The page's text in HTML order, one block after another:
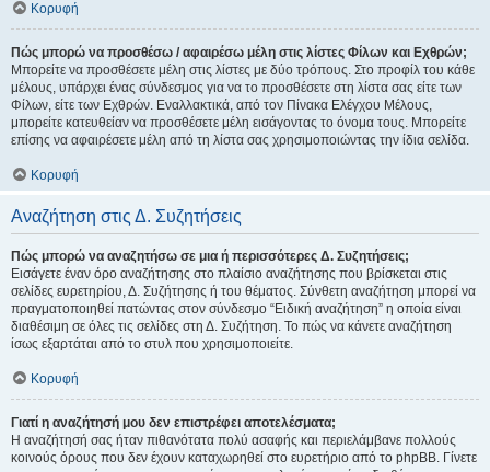
Κορυφή
Πώς μπορώ να προσθέσω / αφαιρέσω μέλη στις λίστες Φίλων και Εχθρών;
Μπορείτε να προσθέσετε μέλη στις λίστες με δύο τρόπους. Στο προφίλ του κάθε
μέλους, υπάρχει ένας σύνδεσμος για να το προσθέσετε στη λίστα σας είτε των
Φίλων, είτε των Εχθρών. Εναλλακτικά, από τον Πίνακα Ελέγχου Μέλους,
μπορείτε κατευθείαν να προσθέσετε μέλη εισάγοντας το όνομα τους. Μπορείτε
επίσης να αφαιρέσετε μέλη από τη λίστα σας χρησιμοποιώντας την ίδια σελίδα.
Κορυφή
Αναζήτηση στις Δ. Συζητήσεις
Πώς μπορώ να αναζητήσω σε μια ή περισσότερες Δ. Συζητήσεις;
Εισάγετε έναν όρο αναζήτησης στο πλαίσιο αναζήτησης που βρίσκεται στις
σελίδες ευρετηρίου, Δ. Συζήτησης ή του θέματος. Σύνθετη αναζήτηση μπορεί να
πραγματοποιηθεί πατώντας στον σύνδεσμο “Ειδική αναζήτηση” η οποία είναι
διαθέσιμη σε όλες τις σελίδες στη Δ. Συζήτηση. Το πώς να κάνετε αναζήτηση
ίσως εξαρτάται από το στυλ που χρησιμοποιείτε.
Κορυφή
Γιατί η αναζήτησή μου δεν επιστρέφει αποτελέσματα;
Η αναζήτησή σας ήταν πιθανότατα πολύ ασαφής και περιελάμβανε πολλούς
κοινούς όρους που δεν έχουν καταχωρηθεί στο ευρετήριο από το phpBB. Γίνετε